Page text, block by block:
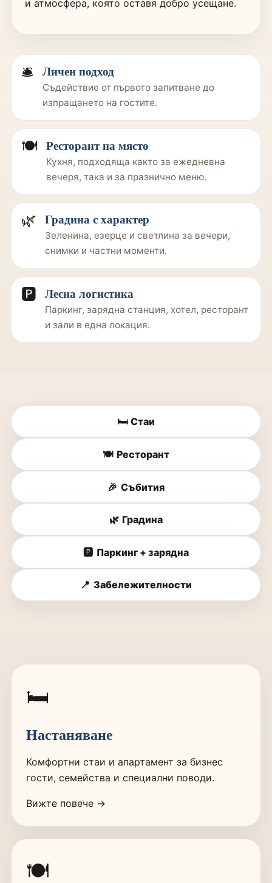
и атмосфера, която оставя добро усещане.
🛎️ Личен подход
Съдействие от първото запитване до
изпращането на гостите.
🍽️ Ресторант на място
Кухня, подходяща както за ежедневна
вечеря, така и за празнично меню.
🌿 Градина с характер
Зеленина, езерце и светлина за вечери,
снимки и частни моменти.
🅿️ Лесна логистика
Паркинг, зарядна станция, хотел, ресторант
и зали в една локация.
🛏️ Стаи
🍽️ Ресторант
🎉 Събития
🌿 Градина
🅿️ Паркинг + зарядна
📍 Забележителности
🛏️
Настаняване
Комфортни стаи и апартамент за бизнес
гости, семейства и специални поводи.
Вижте повече →
🍽️